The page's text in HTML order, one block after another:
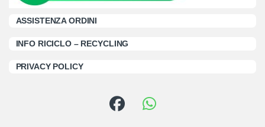
ASSISTENZA ORDINI
INFO RICICLO – RECYCLING
PRIVACY POLICY